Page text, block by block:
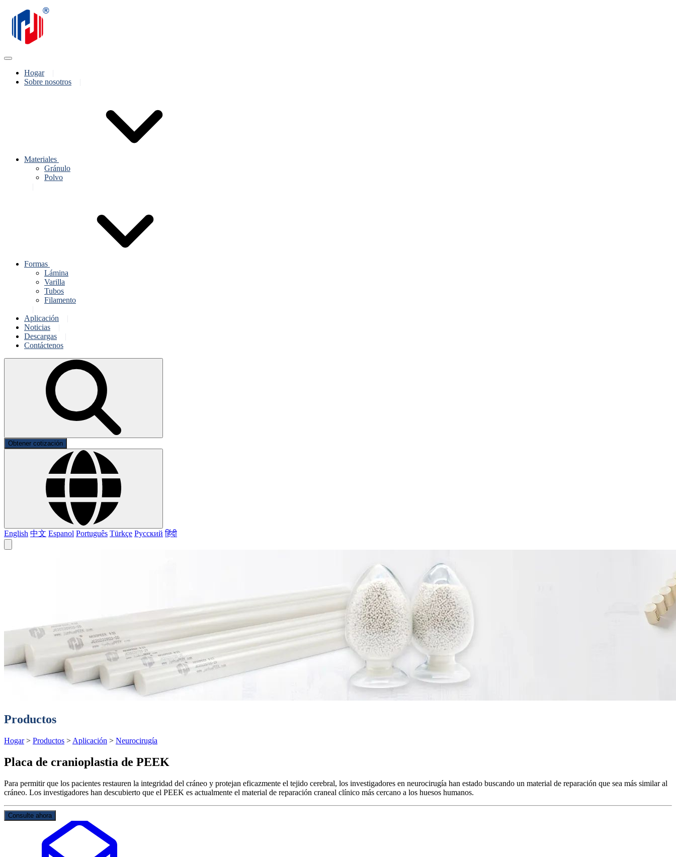
Hogar
Sobre nosotros
Materiales
Gránulo
Polvo
Formas
Lámina
Varilla
Tubos
Filamento
Aplicación
Noticias
Descargas
Contáctenos
Obtener cotización
English 中文 Espanol Português Türkçe Русский हिंदी
Productos
Hogar> Productos > Aplicación > Neurocirugía
Placa de cranioplastia de PEEK
Para permitir que los pacientes restauren la integridad del cráneo y protejan eficazmente el tejido cerebral, los investigadores en neurocirugía han estado buscando un material de reparación que sea más similar al
cráneo. Los investigadores han descubierto que el PEEK es actualmente el material de reparación craneal clínico más cercano a los huesos humanos.
Consulte ahora